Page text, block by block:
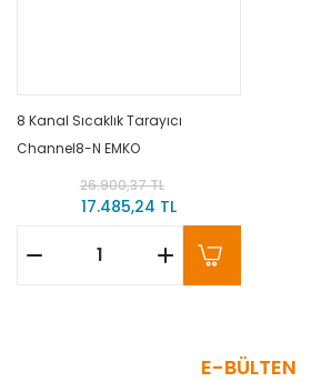
8 Kanal Sıcaklık Tarayıcı
Channel8-N EMKO
26.900,37 TL
17.485,24 TL
E-BÜLTEN